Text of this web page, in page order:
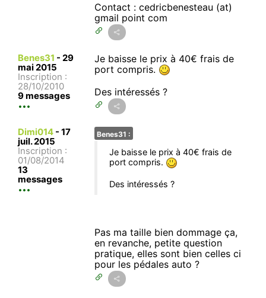
Contact : cedricbenesteau (at)
gmail point com
Benes31 - 29
mai 2015
Inscription :
28/10/2010
9 messages
Je baisse le prix à 40€ frais de
port compris.
Des intéressés ?
Dimi014 - 17
juil. 2015
Inscription :
01/08/2014
13
messages
Benes31 :
Je baisse le prix à 40€ frais de
port compris.
Des intéressés ?
Pas ma taille bien dommage ça,
en revanche, petite question
pratique, elles sont bien celles ci
pour les pédales auto ?